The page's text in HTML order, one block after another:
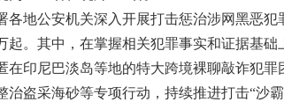
公安机关深入开展打击惩治涉网黑恶犯
起。其中，在掌握相关犯罪事实和证据基
印尼巴淡岛等地的特大跨境裸聊敲诈犯罪
采海砂等专项行动，持续推进打击“沙霸